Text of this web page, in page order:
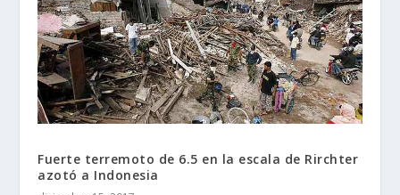
Fuerte terremoto de 6.5 en la escala de Rirchter
azotó a Indonesia